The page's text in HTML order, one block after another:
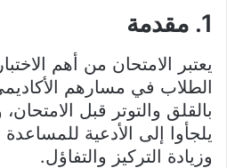
1. مقدمة
يعتبر الامتحان من أهم
الطلاب في مسارهم
بالقلق والتوتر قبل
يلجأوا إلى الأدعية
وزيادة التركيز والتفاؤل.